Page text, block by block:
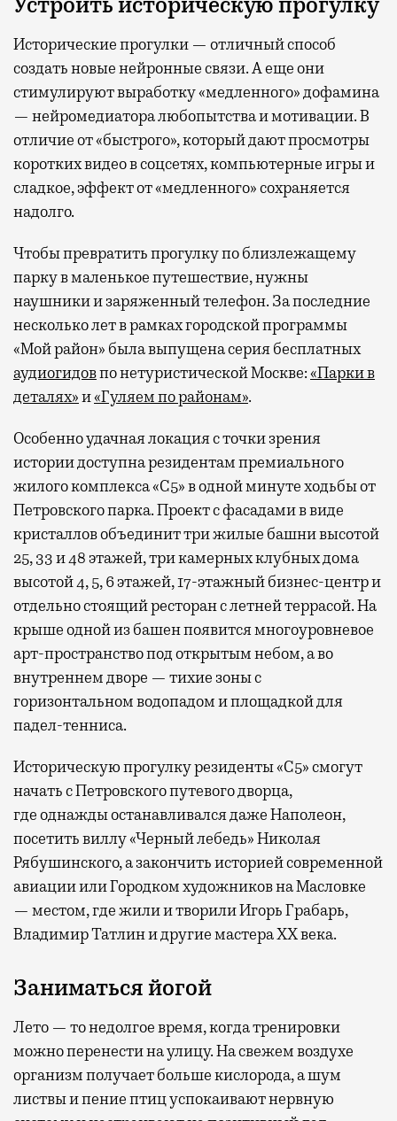
Исторические прогулки — отличный способ
создать новые нейронные связи. А еще они
стимулируют выработку «медленного» дофамина
— нейромедиатора любопытства и мотивации. В
отличие от «быстрого», который дают просмотры
коротких видео в соцсетях, компьютерные игры и
сладкое, эффект от «медленного» сохраняется
надолго.
Чтобы превратить прогулку по близлежащему
парку в маленькое путешествие, нужны
наушники и заряженный телефон. За последние
несколько лет в рамках городской программы
«Мой район» была выпущена серия бесплатных
аудиогидовпо нетуристической Москве:«Парки в
деталях»и«Гуляем по районам».
Особенно удачная локация с точки зрения
истории доступна резидентам премиального
жилого комплекса «С5»в одной минуте ходьбы от
Петровского парка. Проект с фасадами в виде
кристаллов объединит три жилые башни высотой
25, 33 и 48 этажей, три камерных клубных дома
высотой 4, 5, 6 этажей, 17-этажный бизнес-центр и
отдельно стоящий ресторан с летней террасой. На
крыше одной из башен появится многоуровневое
арт-пространство под открытым небом, а во
внутреннем дворе — тихие зоны с
горизонтальном водопадом и площадкой для
падел-тенниса.
Историческую прогулку резиденты «С5» смогут
начать с Петровского путевого дворца,
гдеоднажды останавливался даже Наполеон,
посетить виллу «Черный лебедь» Николая
Рябушинского, а закончить историей современной
авиации или Городком художников на Масловке
— местом, где жили и творили Игорь Грабарь,
Владимир Татлин и другие мастера XX века.
Заниматься йогой
Лето — то недолгое время, когда тренировки
можно перенести на улицу. На свежем воздухе
организм получает больше кислорода, а шум
листвы и пение птиц успокаивают нервную